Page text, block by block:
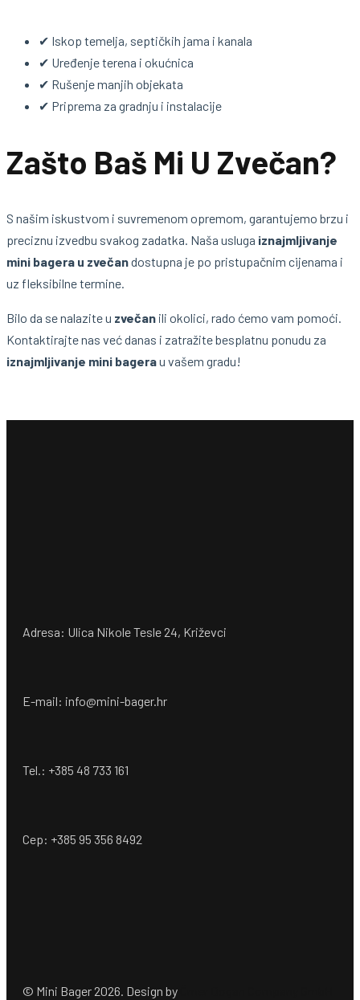
✔ Iskop temelja, septičkih jama i kanala
✔ Uređenje terena i okućnica
✔ Rušenje manjih objekata
✔ Priprema za gradnju i instalacije
Zašto Baš Mi U Zvečan?
S našim iskustvom i suvremenom opremom, garantujemo brzu i
preciznu izvedbu svakog zadatka. Naša usluga iznajmljivanje
mini bagera u zvečandostupna je po pristupačnim cijenama i
uz fleksibilne termine.
Bilo da se nalazite u zvečan ili okolici, rado ćemo vam pomoći.
Kontaktirajte nas već danas i zatražite besplatnu ponudu za
iznajmljivanje mini bagerau vašem gradu!
Adresa: Ulica Nikole Tesle 24, Križevci
E-mail: info@mini-bager.hr
Tel.: +385 48 733 161
Cep: +385 95 356 8492
© Mini Bager 2026. Design by